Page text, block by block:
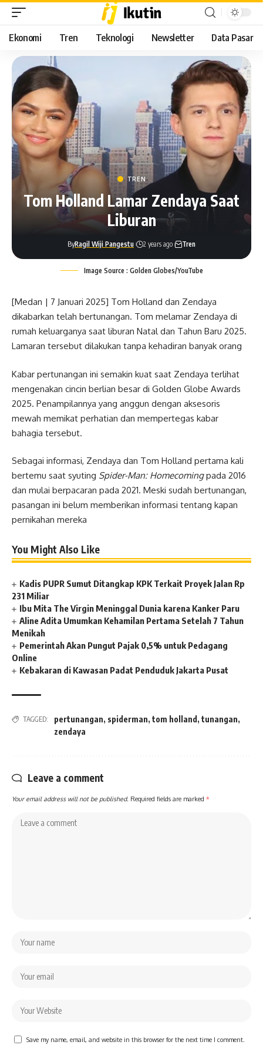
Ekonomi Tren Teknologi Newsletter Data Pasar
TREN
Tom Holland Lamar Zendaya Saat
Liburan
ByRagil Wiji Pangestu 2 years ago Tren
Image Source : Golden Globes/YouTube
[Medan | 7 Januari 2025] Tom Holland dan Zendaya
dikabarkan telah bertunangan. Tom melamar Zendaya di
rumah keluarganya saat liburan Natal dan Tahun Baru 2025.
Lamaran tersebut dilakukan tanpa kehadiran banyak orang
Kabar pertunangan ini semakin kuat saat Zendaya terlihat
mengenakan cincin berlian besar di Golden Globe Awards
2025. Penampilannya yang anggun dengan aksesoris
mewah memikat perhatian dan mempertegas kabar
bahagia tersebut.
Sebagai informasi, Zendaya dan Tom Holland pertama kali
bertemu saat syuting Spider-Man: Homecomingpada 2016
dan mulai berpacaran pada 2021. Meski sudah bertunangan,
pasangan ini belum memberikan informasi tentang kapan
pernikahan mereka
You Might Also Like
Kadis PUPR Sumut Ditangkap KPK Terkait Proyek Jalan Rp
231 Miliar
Ibu Mita The Virgin Meninggal Dunia karena Kanker Paru
Aline Adita Umumkan Kehamilan Pertama Setelah 7 Tahun
Menikah
Pemerintah Akan Pungut Pajak 0,5% untuk Pedagang
Online
Kebakaran di Kawasan Padat Penduduk Jakarta Pusat
TAGGED: pertunangan, spiderman, tom holland , tunangan,
zendaya
Leave a comment
Your email address will not be published. Required fields are marked *
Save my name, email, and website in this browser for the next time I comment.